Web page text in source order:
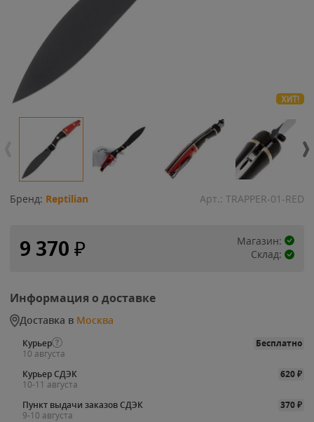
ХИТ!
Бренд: Reptilian Арт.: TRAPPER-01-RED
9 370 ₽
Магазин:
Склад:
Информация о доставке
Доставка в Москва
Курьер
Бесплатно
10 августа
Курьер СДЭК
620₽
10-11 августа
Пункт выдачи заказов СДЭК
370₽
9-10 августа